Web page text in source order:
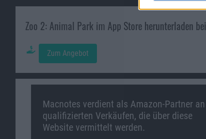
Zoo 2: Animal Park im App Store herunterladen bei
Zum Angebot
Macnotes verdient als Amazon-Partner an
qualifizierten Verkäufen, die über diese
Website vermittelt werden.